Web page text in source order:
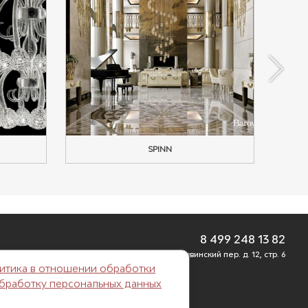
SPINN
в отношении обработки
персональных данных
8 499 248 13 82
г. Москва, Б. Саввинский пер. д. 12, стр. 6